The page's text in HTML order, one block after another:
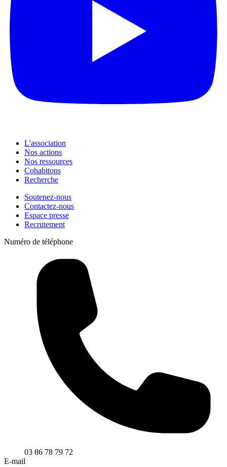
L'association
Nos actions
Nos ressources
Cohabitons
Recherche
Soutenez-nous
Contactez-nous
Espace presse
Recrutement
Numéro de téléphone
03 86 78 79 72
E-mail